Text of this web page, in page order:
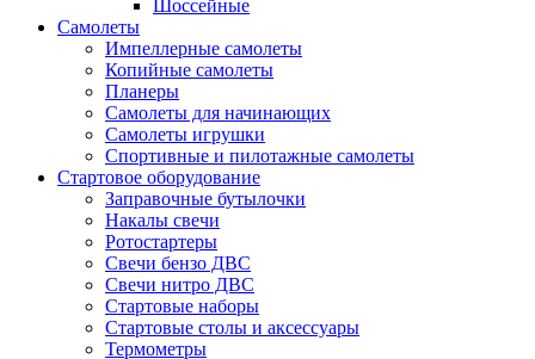
Шоссейные
Самолеты
Импеллерные самолеты
Копийные самолеты
Планеры
Самолеты для начинающих
Самолеты игрушки
Спортивные и пилотажные самолеты
Стартовое оборудование
Заправочные бутылочки
Накалы свечи
Ротостартеры
Свечи бензо ДВС
Свечи нитро ДВС
Стартовые наборы
Стартовые столы и аксессуары
Термометры